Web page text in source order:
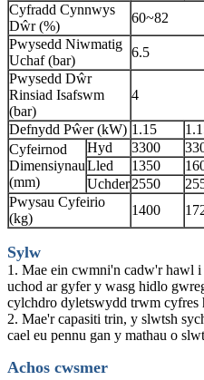
Cyfradd Cynnwys
Dŵr (%)
60~82
Pwysedd Niwmatig
Uchaf (bar)
6.5
Pwysedd Dŵr
Rinsiad Isafswm
(bar)
4
Defnydd Pŵer (kW) 1.15
Cyfeirnod
Dimensiynau
(mm)
Hyd 3300
Lled
1350
Uchder2550
Pwysau Cyfeirio
(kg)
1400
Sylw
1. Mae ein cwmni'n cadw'r hawl
uchod ar gyfer y wasg hidlo
cylchdro dyletswydd trwm cyfres
2. Mae'r capasiti trin, y slwtsh
cael eu pennu gan y mathau o
Achos cwsmer